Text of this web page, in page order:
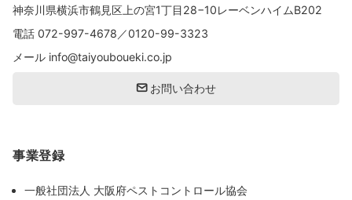
神奈川県横浜市鶴見区上の宮1丁目28−10レーベンハイムB202
電話 072-997-4678 ／0120-99-3323
メール info@taiyouboueki.co.jp
お問い合わせ
事業登録
一般社団法人 大阪府ペストコントロール協会